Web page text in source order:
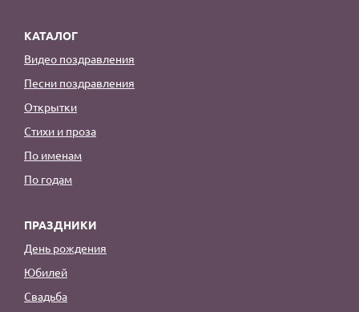
КАТАЛОГ
Видео поздравления
Песни поздравления
Открытки
Стихи и проза
По именам
По годам
ПРАЗДНИКИ
День рождения
Юбилей
Свадьба